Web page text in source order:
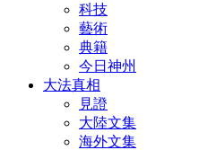
科技
藝術
典籍
今日神州
大法真相
見證
大陸文集
海外文集